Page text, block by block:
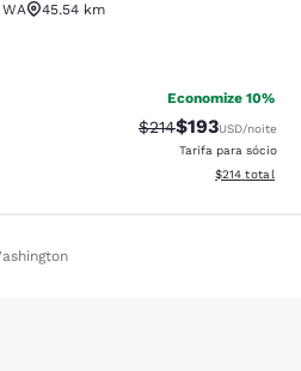
WA
45.54 km
3.2 estrelas. Bom. 221 avaliações
Economize 10%
Tarifa anterior
$214Tarifa com
$193USD/noite
Tarifa para sócio
Exibir
$214 total